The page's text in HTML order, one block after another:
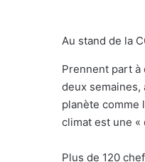
Au stand de la
Prennent part à
deux
planète comme
climat est une
Plus de 120